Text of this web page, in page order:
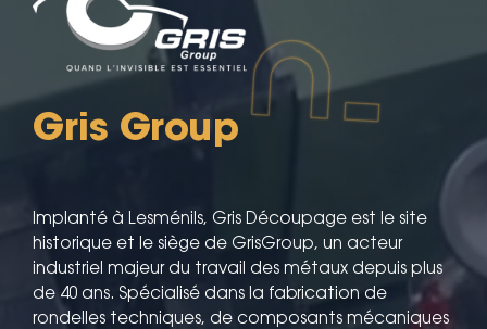
Gris Group
Implanté à Lesménils, Gris Découpage est le site
historique et le siège de GrisGroup, un acteur
industriel majeur du travail des métaux depuis plus
de 40 ans. Spécialisé dans la fabrication de
rondelles techniques, de composants mécaniques